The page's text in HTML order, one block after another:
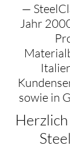
—
Jahr
sowie in